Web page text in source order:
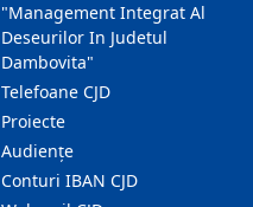
"Management Integrat Al
Deseurilor In Judetul
Dambovita"
Telefoane CJD
Proiecte
Audienţe
Conturi IBAN CJD